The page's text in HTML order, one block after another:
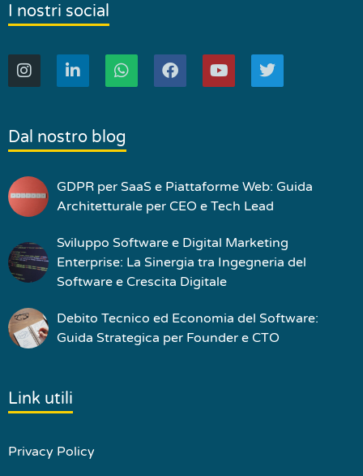
I nostri social
Dal nostro blog
GDPR per SaaS e Piattaforme Web: Guida
Architetturale per CEO e Tech Lead
Sviluppo Software e Digital Marketing
Enterprise: La Sinergia tra Ingegneria del
Software e Crescita Digitale
Debito Tecnico ed Economia del Software:
Guida Strategica per Founder e CTO
Link utili
Privacy Policy